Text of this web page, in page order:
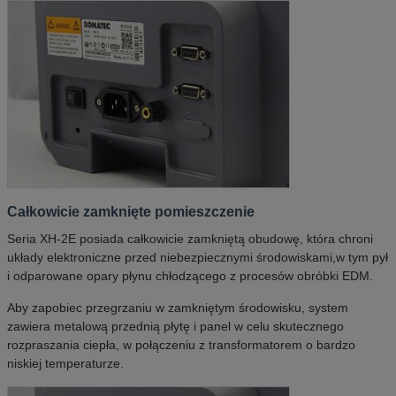
Całkowicie zamknięte pomieszczenie
Seria XH-2E posiada całkowicie zamkniętą obudowę, która chroni
układy elektroniczne przed niebezpiecznymi środowiskami,w tym pył
i odparowane opary płynu chłodzącego z procesów obróbki EDM.
Aby zapobiec przegrzaniu w zamkniętym środowisku, system
zawiera metalową przednią płytę i panel w celu skutecznego
rozpraszania ciepła, w połączeniu z transformatorem o bardzo
niskiej temperaturze.